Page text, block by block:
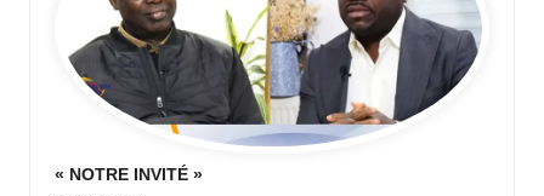
« NOTRE INVITÉ »